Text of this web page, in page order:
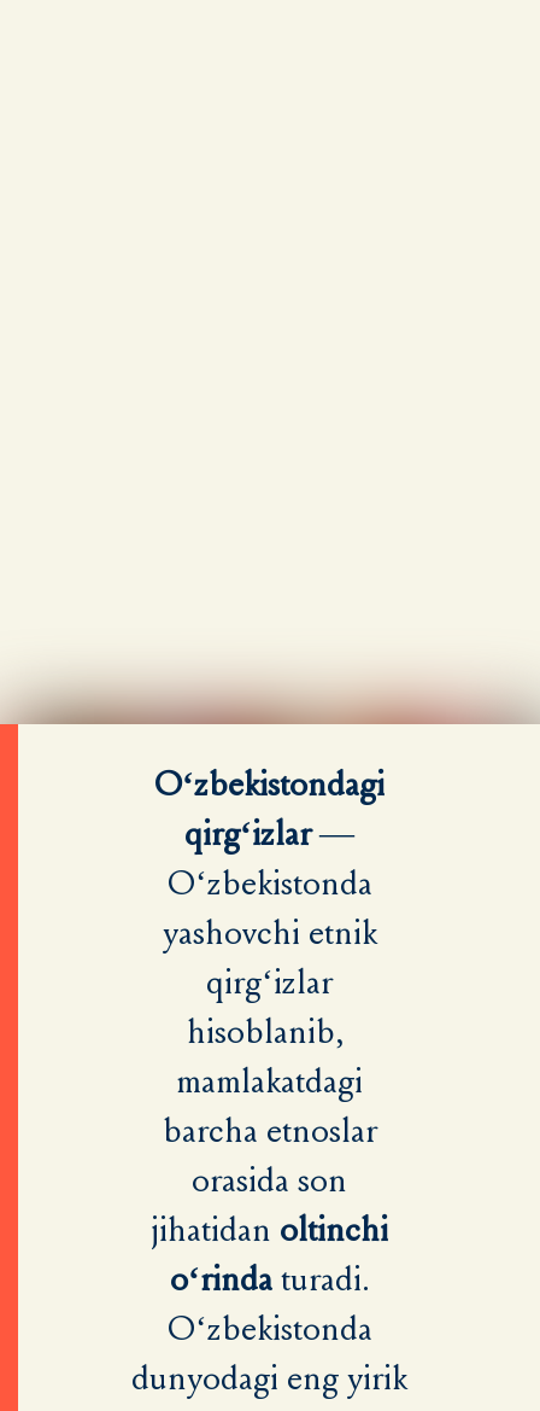
O‘zbekistondagi
qirg‘izlar—
O‘zbekistonda
yashovchi etnik
qirg‘izlar
hisoblanib,
mamlakatdagi
barcha etnoslar
orasida son
jihatidan oltinchi
o‘rindaturadi.
O‘zbekistonda
dunyodagi eng yirik